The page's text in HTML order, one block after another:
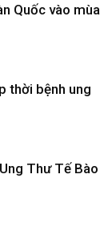
Quốc vào mùa
thời bệnh ung
Thư Tế Bào